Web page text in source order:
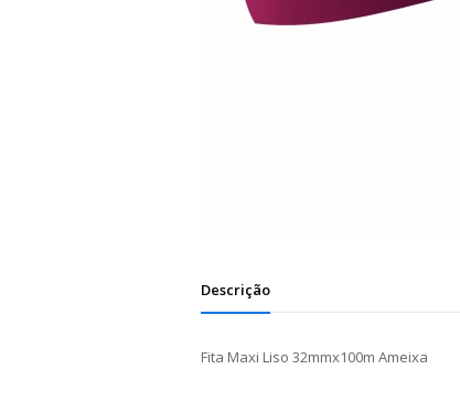
Descrição
Fita Maxi Liso 32mmx100m Ameixa